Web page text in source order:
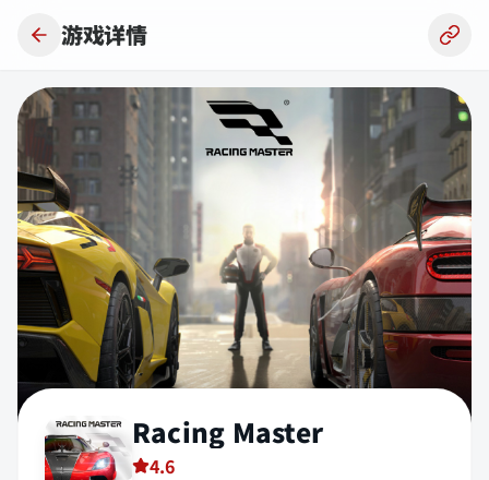
游戏详情
Racing Master
4.6